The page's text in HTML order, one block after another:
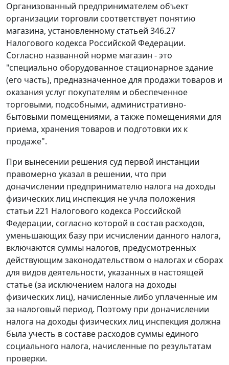
Организованный предпринимателем объект
организации торговли соответствует понятию
магазина, установленному статьей 346.27
Налогового кодекса Российской Федерации.
Согласно названной норме магазин - это
"специально оборудованное стационарное здание
(его часть), предназначенное для продажи товаров и
оказания услуг покупателям и обеспеченное
торговыми, подсобными, административно-
бытовыми помещениями, а также помещениями для
приема, хранения товаров и подготовки их к
продаже".
При вынесении решения суд первой инстанции
правомерно указал в решении, что при
доначислении предпринимателю налога на доходы
физических лиц инспекция не учла положения
статьи 221 Налогового кодекса Российской
Федерации, согласно которой в состав расходов,
уменьшающих базу при исчислении данного налога,
включаются суммы налогов, предусмотренных
действующим законодательством о налогах и сборах
для видов деятельности, указанных в настоящей
статье (за исключением налога на доходы
физических лиц), начисленные либо уплаченные им
за налоговый период. Поэтому при доначислении
налога на доходы физических лиц инспекция должна
была учесть в составе расходов суммы единого
социального налога, начисленные по результатам
проверки.